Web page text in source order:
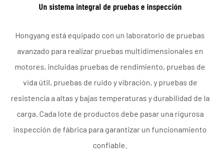
Un sistema integral de pruebas e inspección
Hongyang está equipado con un laboratorio de pruebas
avanzado para realizar pruebas multidimensionales en
motores, incluidas pruebas de rendimiento, pruebas de
vida útil, pruebas de ruido y vibración, y pruebas de
resistencia a altas y bajas temperaturas y durabilidad de la
carga. Cada lote de productos debe pasar una rigurosa
inspección de fábrica para garantizar un funcionamiento
confiable.